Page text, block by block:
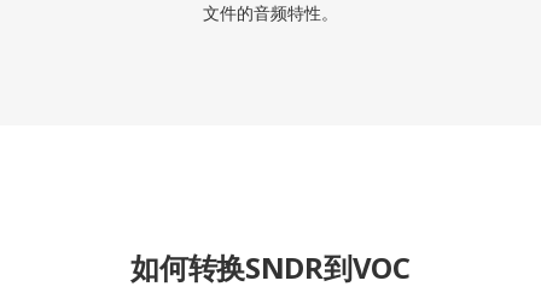
文件的音频特性。
如何转换SNDR到VOC